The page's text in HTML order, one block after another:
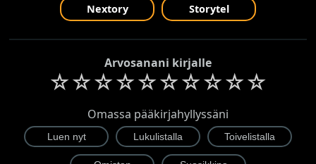
Nextory Storytel
Arvosanani kirjalle
☆☆☆☆☆☆☆☆☆☆
Omassa pääkirjahyllyssäni